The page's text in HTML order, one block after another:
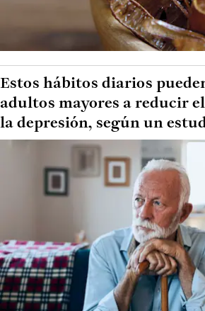
Estos hábitos diarios
adultos mayores a reducir
la depresión, según un